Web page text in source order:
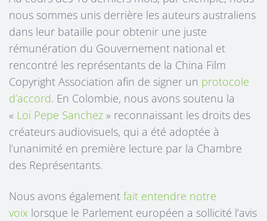
nous sommes unis derrière les auteurs australiens
dans leur bataille pour obtenir une juste
rémunération du Gouvernement national et
rencontré les représentants de la China Film
Copyright Association afin de signer un protocole
d’accord. En Colombie, nous avons soutenu la
« Loi Pepe Sanchez » reconnaissant les droits des
créateurs audiovisuels, qui a été adoptée à
l’unanimité en première lecture par la Chambre
des Représentants.
Nous avons également fait entendre notre
voix lorsque le Parlement européen a sollicité l’avis